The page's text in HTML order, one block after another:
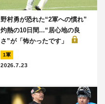
野村勇が恐れた“2軍への慣れ”
灼熱の10日間...“居心地の良
さ”が「怖かったです」
1軍
2026.7.23